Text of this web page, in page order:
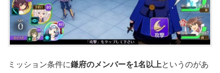
ミッション条件に鎌府のメンバーを1名以上というのがあ